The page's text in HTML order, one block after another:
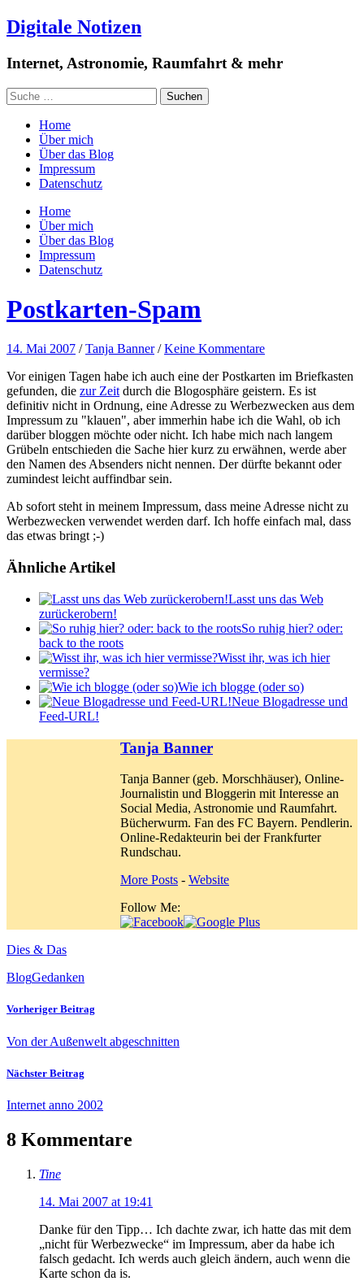
Digitale Notizen
Internet, Astronomie, Raumfahrt & mehr
Home
Über mich
Über das Blog
Impressum
Datenschutz
Home
Über mich
Über das Blog
Impressum
Datenschutz
Postkarten-Spam
14. Mai 2007 /Tanja Banner /Keine Kommentare
Vor einigen Tagen habe ich auch eine der Postkarten im Briefkasten
gefunden, die zur Zeitdurch die Blogosphäre geistern. Es ist
definitiv nicht in Ordnung, eine Adresse zu Werbezwecken aus dem
Impressum zu "klauen", aber immerhin habe ich die Wahl, ob ich
darüber bloggen möchte oder nicht. Ich habe mich nach langem
Grübeln entschieden die Sache hier kurz zu erwähnen, werde aber
den Namen des Absenders nicht nennen. Der dürfte bekannt oder
zumindest leicht auffindbar sein.
Ab sofort steht in meinem Impressum, dass meine Adresse nicht zu
Werbezwecken verwendet werden darf. Ich hoffe einfach mal, dass
das etwas bringt ;-)
Ähnliche Artikel
Lasst uns das Web
zurückerobern!
So ruhig hier? oder:
back to the roots
Wisst ihr, was ich hier
vermisse?
Wie ich blogge (oder so)
Neue Blogadresse und
Feed-URL!
Tanja Banner
Tanja Banner (geb. Morschhäuser), Online-
Journalistin und Bloggerin mit Interesse an
Social Media, Astronomie und Raumfahrt.
Bücherwurm. Fan des FC Bayern. Pendlerin.
Online-Redakteurin bei der Frankfurter
Rundschau.
More Posts - Website
Follow Me:
Dies & Das
BlogGedanken
Vorheriger Beitrag
Von der Außenwelt abgeschnitten
Nächster Beitrag
Internet anno 2002
8 Kommentare
Tine
14. Mai 2007 at 19:41
Danke für den Tipp… Ich dachte zwar, ich hatte das mit dem
„nicht für Werbezwecke“ im Impressum, aber da habe ich
falsch gedacht. Ich werds auch gleich ändern, auch wenn die
Karte schon da is.